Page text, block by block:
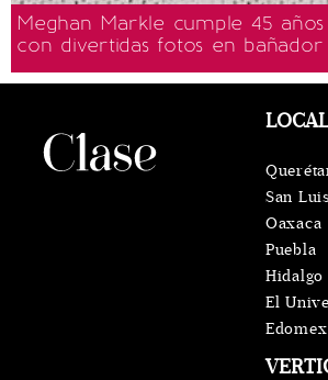
Meghan Markle cumple 45
con divertidas fotos en bañador
San
Oaxaca
Puebla
Hidalgo
El
Edomex